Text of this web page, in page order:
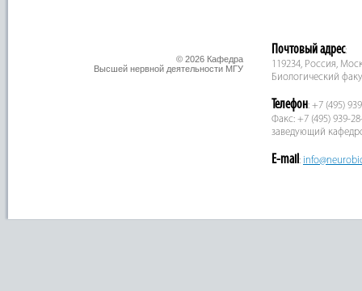
© 2026 Кафедра
Высшей нервной деятельности МГУ
Почтовый адрес:
119234, Россия,
Биологический
Телефон: +7 (495)
Факс: +7 (495) 939-
заведующий
E-mail :